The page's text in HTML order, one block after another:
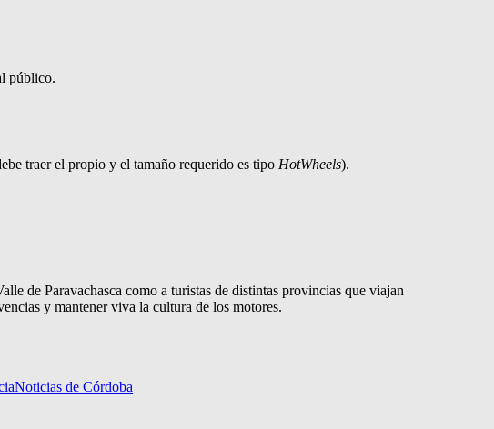
público.
traer el propio y el tamaño requerido es tipo HotWheels).
de Paravachasca como a turistas de distintas provincias que viajan
y mantener viva la cultura de los motores.
Noticias de Córdoba